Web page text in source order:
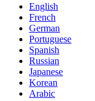
English
French
German
Portuguese
Spanish
Russian
Japanese
Korean
Arabic